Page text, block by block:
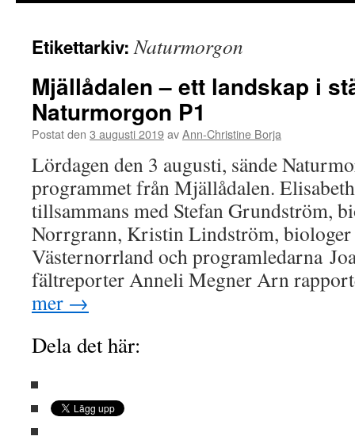
Etikettarkiv:Naturmorgon
Mjällådalen – ett landskap i
Naturmorgon P1
Postat den 3 augusti 2019avAnn-Christine Borja
Lördagen den 3 augusti, sände
programmet från Mjällådalen.
tillsammans med Stefan Grundström,
Norrgrann, Kristin Lindström,
Västernorrland och programledarna
fältreporter Anneli Megner Arn
mer →
Dela det här: